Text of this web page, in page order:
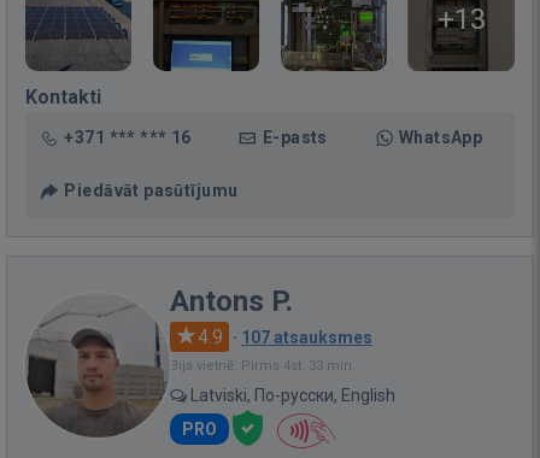
+13
Kontakti
+371 *** *** 16 E-pasts WhatsApp
Piedāvāt pasūtījumu
Antons P.
4.9 · 107 atsauksmes
Bija vietnē: Pirms 4st. 33 min.
Latviski, По-русски, English
PRO